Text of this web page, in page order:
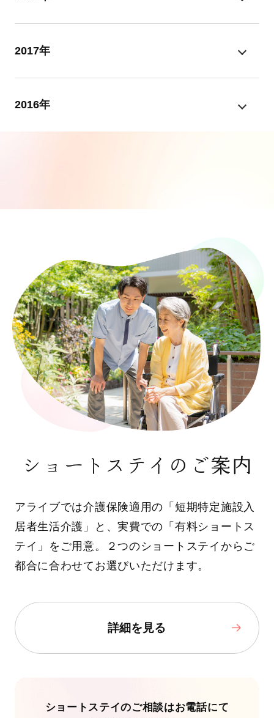
2017年
2016年
ショートステイのご案内
アライブでは介護保険適用の「短期特定施設入
居者生活介護」と、実費での「有料ショートス
テイ」をご用意。２つのショートステイからご
都合に合わせてお選びいただけます。
詳細を見る
ショートステイのご相談はお電話にて